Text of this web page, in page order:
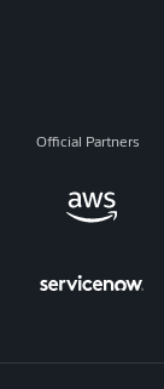
Official Partners